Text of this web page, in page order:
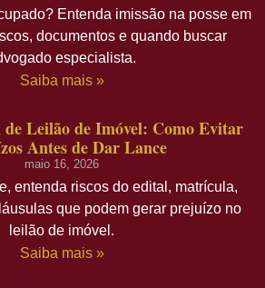
Entenda imissão na posse em
documentos e quando buscar
especialista.
Saiba mais »
Leilão de Imóvel: Como Evitar
Antes de Dar Lance
maio 16, 2026
entenda riscos do edital, matrícula,
que podem gerar prejuízo no
leilão de imóvel.
Saiba mais »